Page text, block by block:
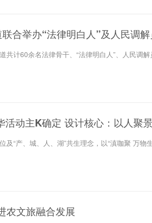
合举办“法律明白人”及人民调
计60余名法律骨干、“法律明白人”、人民调
活动主K确定 设计核心：以人聚
及“产、城、人、湖”共生理念，以“滇咖聚 万物
农文旅融合发展